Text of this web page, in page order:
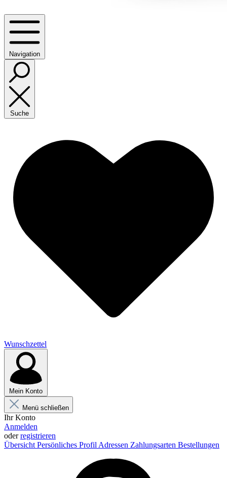
Navigation
Suche
Wunschzettel
Mein Konto
Menü schließen
Ihr Konto
Anmelden
oderregistrieren
Übersicht Persönliches Profil Adressen Zahlungsarten Bestellungen